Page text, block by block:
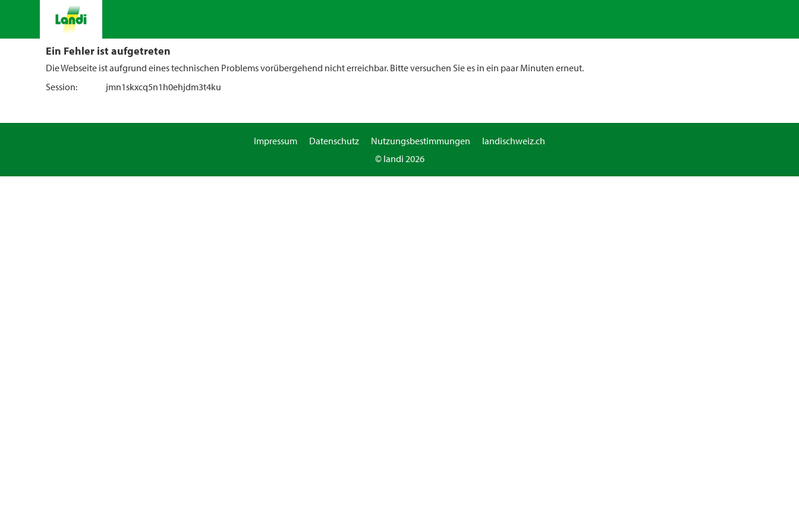
Ein Fehler ist aufgetreten
Die Webseite ist aufgrund eines technischen Problems vorübergehend nicht erreichbar. Bitte versuchen Sie es in ein paar Minuten erneut.
Session:
jmn1skxcq5n1h0ehjdm3t4ku
Impressum Datenschutz Nutzungsbestimmungen
landischweiz.ch
© landi 2026